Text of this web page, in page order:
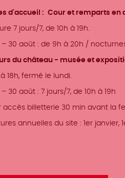
d'accueil Cour et remparts en
7 jours/7, de 10h à 19h.
– 30 août : de 9h à 20h /
du château - musée et
à 18h, fermé le lundi.
30 août : 7 jours/7, de 10h à 19h
accès billetterie 30 min avant la
annuelles du site : 1er janvier,